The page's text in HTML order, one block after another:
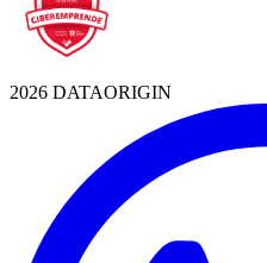
2026 DATAORIGIN